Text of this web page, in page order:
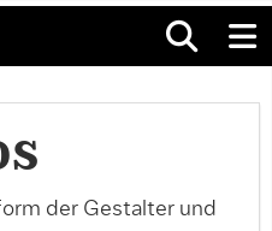
der Gestalter und